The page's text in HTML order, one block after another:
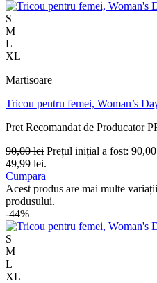
S
M
L
XL
Martisoare
Tricou pentru femei, Woman’s
Pret Recomandat de Producator
90,00lei Prețul inițial a fost:
49,99 lei.
Cumpara
Acest produs are mai multe
produsului.
-44%
S
M
L
XL